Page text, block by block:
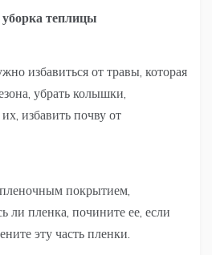
теплицы
избавиться от травы, которая
убрать колышки,
избавить почву от
покрытием,
ли пленка, почините ее, если
эту часть пленки.